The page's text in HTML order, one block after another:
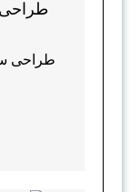
طراحی
طراحی